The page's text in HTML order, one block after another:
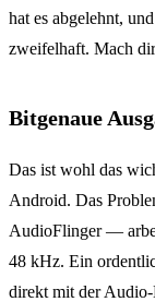
hat es abgelehnt,
zweifelhaft. Mach
Bitgenaue
Das ist wohl das
Android. Das
AudioFlinger —
48 kHz. Ein
direkt mit der